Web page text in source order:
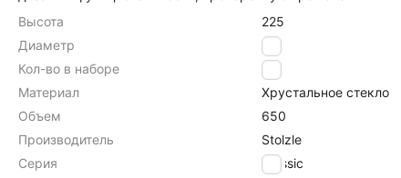
Высота
225
Диаметр
95
Кол-во в наборе
6
Материал
Хрустальное стекло
Объем
650
Производитель
Stolzle
Серия
Classic